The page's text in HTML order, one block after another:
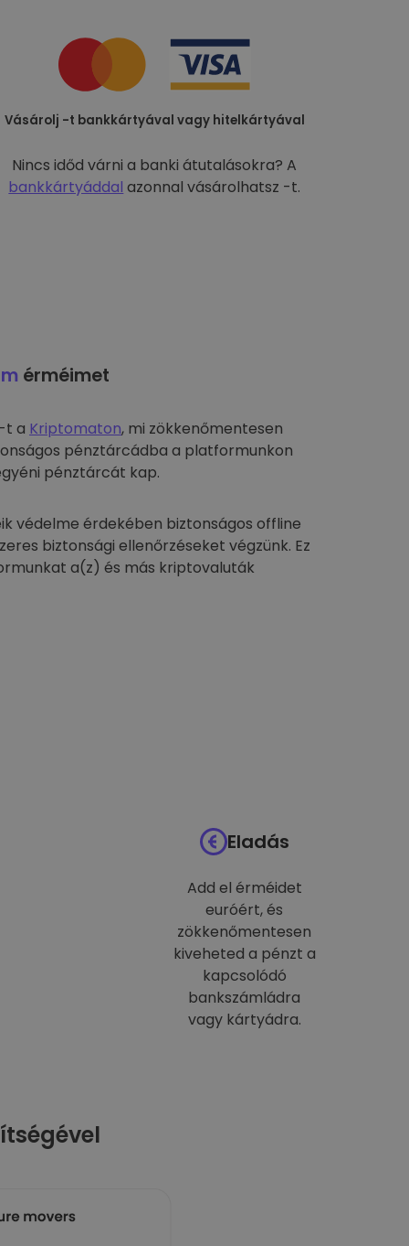
Vásárolj -t bankkártyával vagy hitelkártyával
Nincs időd várni a banki átutalásokra? A
bankkártyáddal azonnal vásárolhatsz -t.
érméimet
t a Kriptomaton, mi zökkenőmentesen
pénztárcádba a platformunkon
pénztárcát kap.
védelme érdekében biztonságos offline
biztonsági ellenőrzéseket végzünk. Ez
a(z) és más kriptovaluták
Eladás
Add el érméidet
euróért, és
zökkenőmentesen
kiveheted a pénzt a
kapcsolódó
bankszámládra
vagy kártyádra.